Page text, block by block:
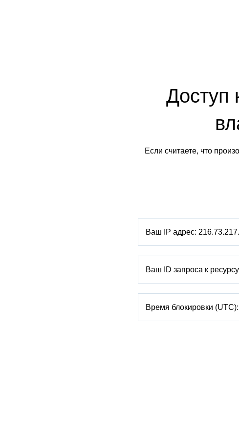
Доступ
Если считаете, что
Ваш IP адрес:
Ваш ID запроса к
Время блокировки (UTC):